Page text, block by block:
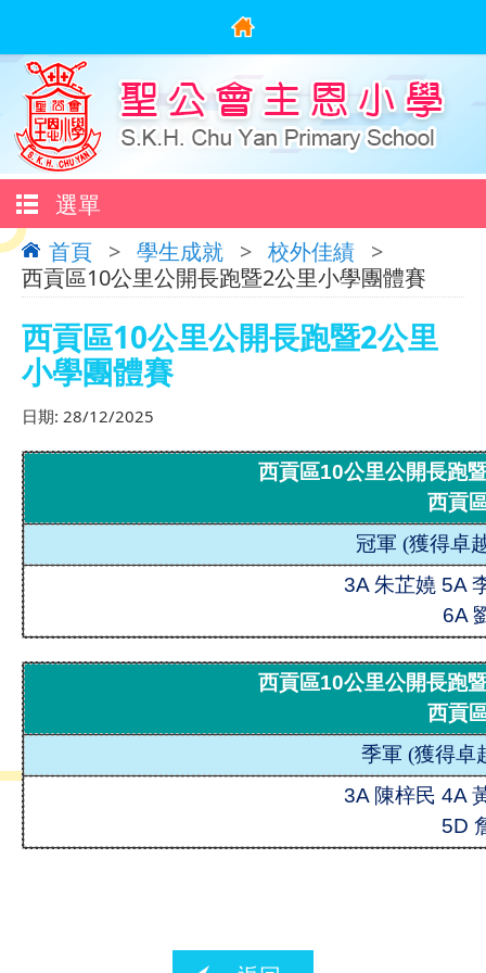
選單
首頁 > 學生成就 > 校外佳績 >
西貢區10公里公開長跑暨2公里小學團體賽
西貢區10公里公開長跑暨2公里
小學團體賽
日期: 28/12/2025
西貢區10公里公開長跑
西貢
冠軍 (獲得卓
3A 朱芷嬈 5A
6A
西貢區10公里公開長跑
西貢
季軍 (獲得卓
3A 陳梓民 4A
5D